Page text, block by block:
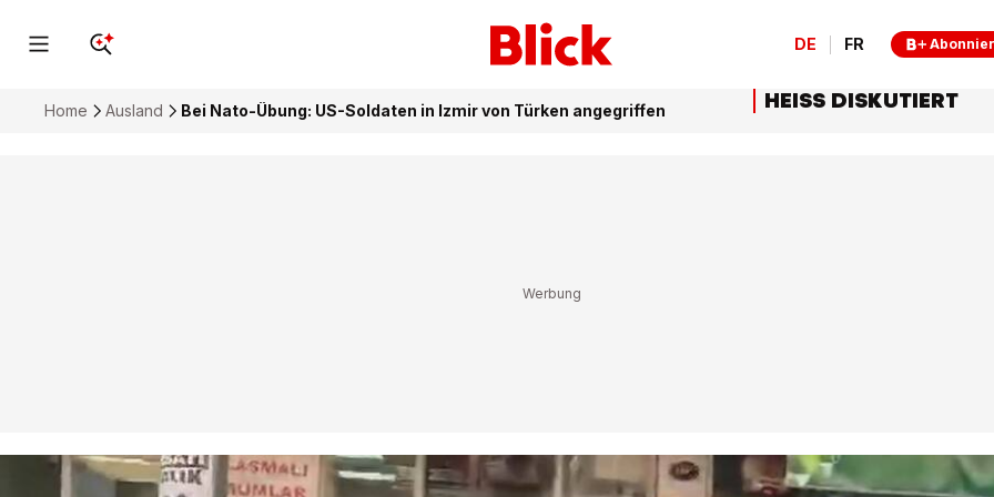
DE FR
Home Ausland Bei Nato-Übung: US-Soldaten in Izmir von Türken angegriffen HEISS DISKUTIERT